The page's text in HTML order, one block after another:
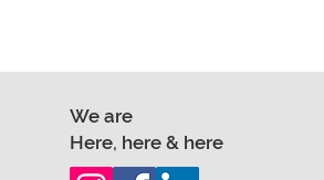
We are
Here, here & here